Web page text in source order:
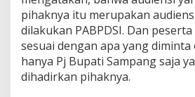
pihaknya itu merupakan
dilakukan PABPDSI. Dan
sesuai dengan apa yang diminta
hanya Pj Bupati Sampang saja
dihadirkan pihaknya.